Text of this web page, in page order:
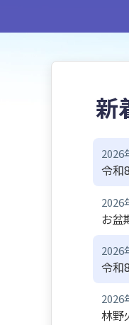
新
2026
令和
2026
お盆
2026
令和
2026
林野